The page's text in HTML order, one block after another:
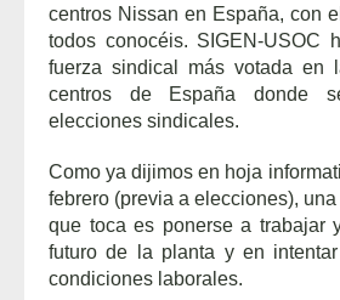
centros Nissan en España, con
todos conocéis. SIGEN-USOC
fuerza sindical más votada en
centros de España donde
elecciones sindicales.
Como ya dijimos en hoja
febrero (previa a elecciones),
que toca es ponerse a trabajar
futuro de la planta y en
condiciones laborales.